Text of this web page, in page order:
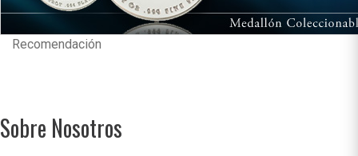
Recomendación
Sobre Nosotros